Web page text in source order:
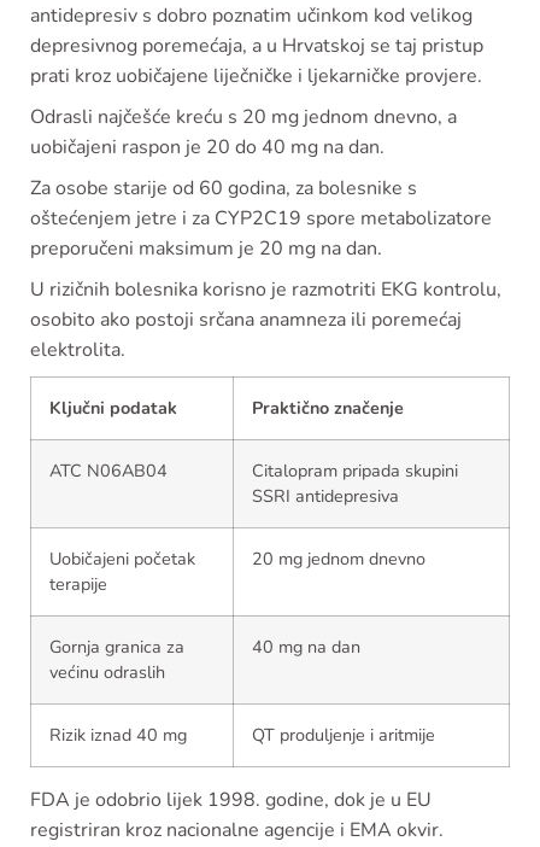
antidepresiv s dobro poznatim učinkom kod velikog
depresivnog poremećaja, a u Hrvatskoj se taj pristup
prati kroz uobičajene liječničke i ljekarničke provjere.
Odrasli najčešće kreću s 20 mg jednom dnevno, a
uobičajeni raspon je 20 do 40 mg na dan.
Za osobe starije od 60 godina, za bolesnike s
oštećenjem jetre i za CYP2C19 spore metabolizatore
preporučeni maksimum je 20 mg na dan.
U rizičnih bolesnika korisno je razmotriti EKG kontrolu,
osobito ako postoji srčana anamneza ili poremećaj
elektrolita.
Ključni podatak Praktično značenje
ATC N06AB04
Citalopram pripada skupini
SSRI antidepresiva
Uobičajeni početak
terapije
20 mg jednom dnevno
Gornja granica za
većinu odraslih
40 mg na dan
Rizik iznad 40 mg QT produljenje i aritmije
FDA je odobrio lijek 1998. godine, dok je u EU
registriran kroz nacionalne agencije i EMA okvir.